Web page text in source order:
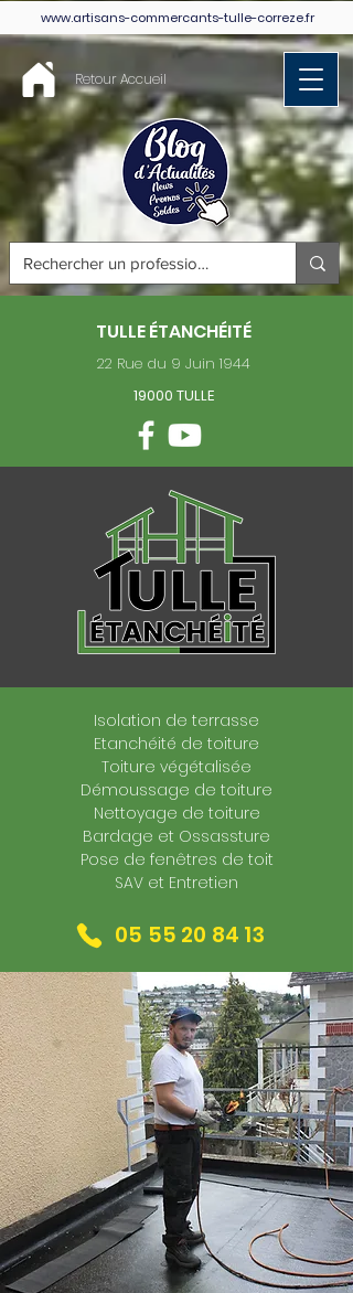
www.artisans-commercants-tulle-correze.fr
Retour Accueil
TULLE ÉTANCHÉITÉ
22 Rue du 9 Juin 1944
19000 TULLE
Isolation de terrasse
Etanchéité de toiture
Toiture végétalisée
Démoussage de toiture
Nettoyage de toiture
Bardage et Ossassture
Pose de fenêtres de toit
SAV et Entretien
05 55 20 84 13